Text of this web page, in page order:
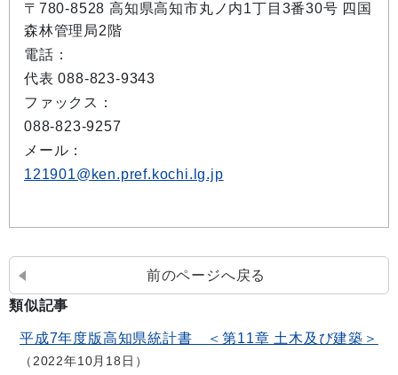
〒780-8528 高知県高知市丸ノ内1丁目3番30号 四国
森林管理局2階
電話：
代表 088-823-9343
ファックス：
088-823-9257
メール：
121901@ken.pref.kochi.lg.jp
前のページへ戻る
類似記事
平成7年度版高知県統計書 ＜第11章 土木及び建築＞
2022年10月18日